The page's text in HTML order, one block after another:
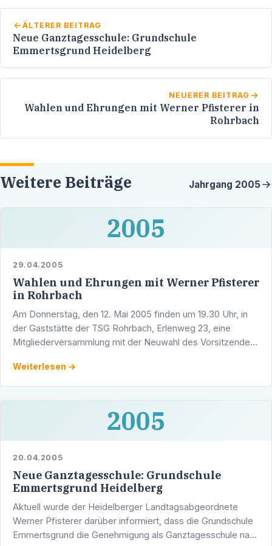
ÄLTERER BEITRAG
Neue Ganztagesschule: Grundschule
Emmertsgrund Heidelberg
NEUERER BEITRAG
Wahlen und Ehrungen mit Werner Pfisterer in
Rohrbach
Weitere Beiträge Jahrgang 2005
2005
29.04.2005
Wahlen und Ehrungen mit Werner Pfisterer
in Rohrbach
Am Donnerstag, den 12. Mai 2005 finden um 19.30 Uhr, in
der Gaststätte der TSG Rohrbach, Erlenweg 23, eine
Mitgliederversammlung mit der Neuwahl des Vorsitzenden,
Weiterlesen →
2005
20.04.2005
Neue Ganztagesschule: Grundschule
Emmertsgrund Heidelberg
Aktuell wurde der Heidelberger Landtagsabgeordnete
Werner Pfisterer darüber informiert, dass die Grundschule
Emmertsgrund die Genehmigung als Ganztagesschule nach